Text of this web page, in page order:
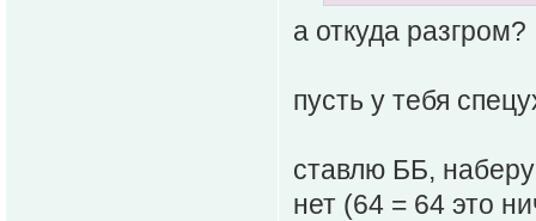
а откуда разгром?
пусть у тебя
ставлю ББ,
нет (64 = 64 это